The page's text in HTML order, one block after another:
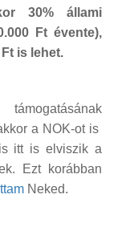
30% állami
Ft évente),
is lehet.
a NOK-ot is
itt is elviszik a
Ezt korábban
Neked.